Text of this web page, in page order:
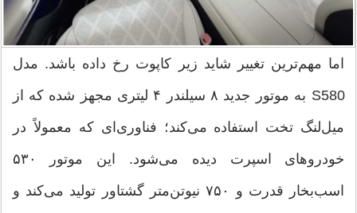
اما مهم‌ترین تغییر شاید زیر کاپوت رخ داده باشد. مدل
S580 به موتور جدید ۸ سیلندر ۴ لیتری مجهز شده که از
میل‌لنگ تخت استفاده می‌کند؛ فناوری‌ای که معمولاً در
خودروهای اسپرت دیده می‌شود. این موتور ۵۳۰
اسب‌بخار قدرت و ۷۵۰ نیوتن‌متر گشتاور تولید می‌کند و